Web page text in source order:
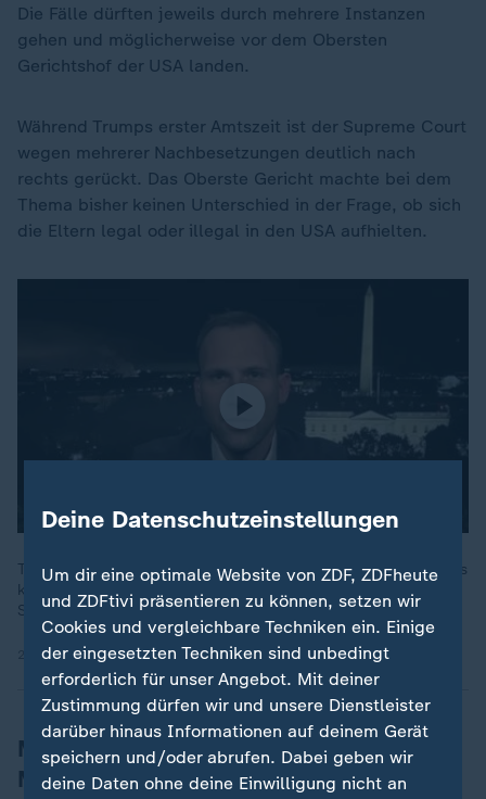
Die Fälle dürften jeweils durch mehrere Instanzen
gehen und möglicherweise vor dem Obersten
Gerichtshof der USA landen.
Während Trumps erster Amtszeit ist der Supreme Court
wegen mehrerer Nachbesetzungen deutlich nach
rechts gerückt. Das Oberste Gericht machte bei dem
Thema bisher keinen Unterschied in der Frage, ob sich
die Eltern legal oder illegal in den USA aufhielten.
Trump "fordert, dass die EU-Staaten mehr amerikanische Autos
kaufen, mehr Gas und Öl, sonst gebe es Zölle", erklärt David
Sauer, ZDF-Korrespondent zu Trumps Rede in Davos.
24.01.2025 | 3:48 min
Mexiko bereitet sich auf
Massenabschiebungen vor
Deine Datenschutzeinstellungen
Um dir eine optimale Website von ZDF, ZDFheute
und ZDFtivi präsentieren zu können, setzen wir
Cookies und vergleichbare Techniken ein. Einige
der eingesetzten Techniken sind unbedingt
erforderlich für unser Angebot. Mit deiner
Zustimmung dürfen wir und unsere Dienstleister
darüber hinaus Informationen auf deinem Gerät
speichern und/oder abrufen. Dabei geben wir
deine Daten ohne deine Einwilligung nicht an